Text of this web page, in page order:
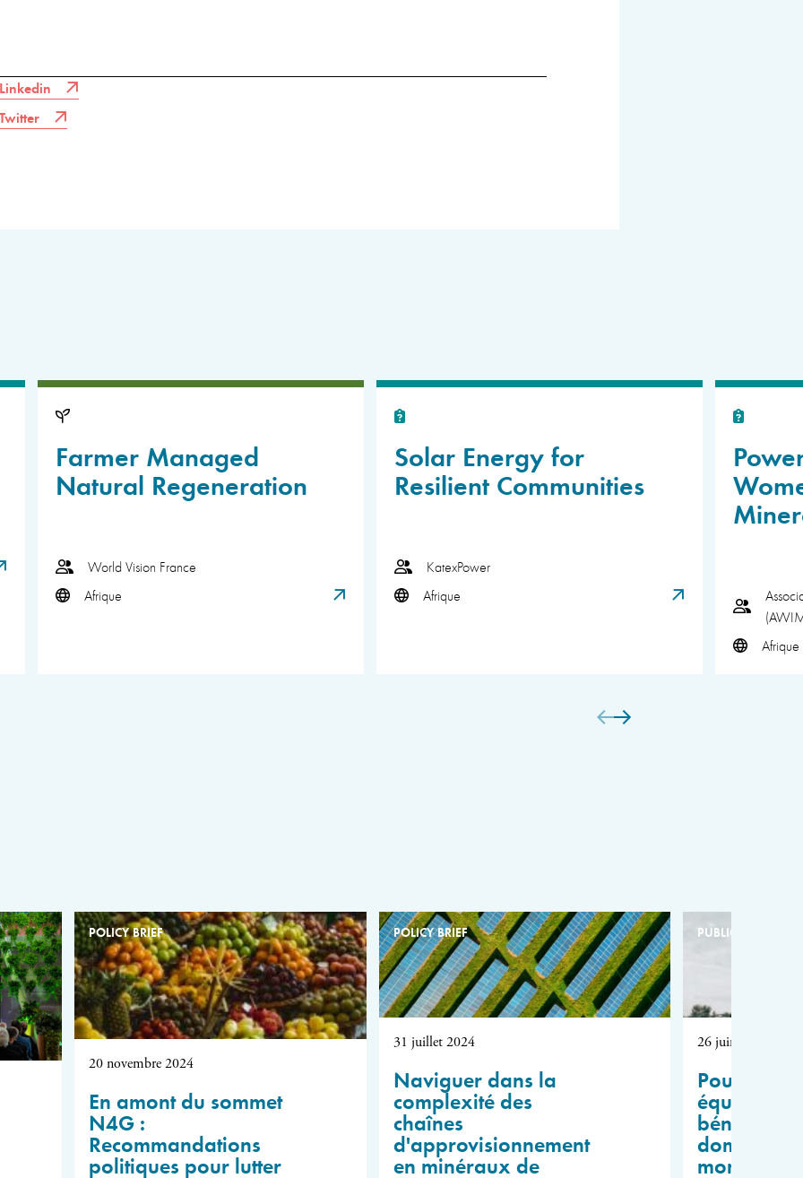
Farmer Managed
Natural Regeneration
World Vision France
Afrique
Solar Energy for
Resilient Communities
KatexPower
Afrique
Afrique
POLICY BRIEF
20 novembre 2024
En amont du sommet
N4G :
Recommandations
politiques pour lutter
POLICY BRIEF
31 juillet 2024
Naviguer dans la
complexité des
chaînes
d'approvisionnement
en minéraux de
PUBLICATION
26 juin 2024
Pour un
équitable
bénéfices
domaine
mondiale :